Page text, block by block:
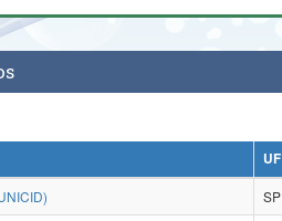
Advocacia-Geral da União
UF
SP